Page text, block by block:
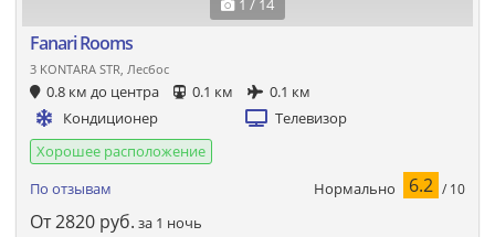
1 / 14
Fanari Rooms
3 KONTARA STR, Лесбос
0.8 км до центра 0.1 км
0.1 км
Кондиционер
Телевизор
Хорошее расположение
По отзывам
Нормально 6.2 / 10
От2820 руб. за 1 ночь